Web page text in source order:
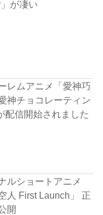
が凄い
レムアニメ「愛神巧
神チョコレーティン
配信開始されました
ルショートアニメ
人 First Launch」 正
開